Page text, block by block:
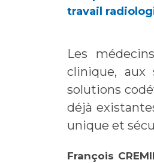
travail
Les
clinique, aux
solutions
déjà
unique et
François